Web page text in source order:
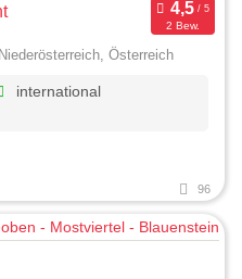
2 Bew.
Österreich
international
96